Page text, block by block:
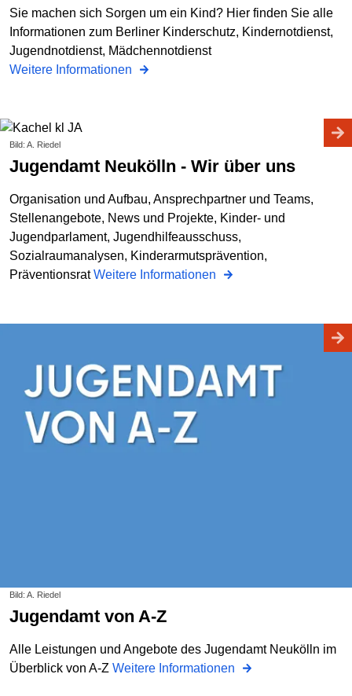
Sie machen sich Sorgen um ein Kind? Hier finden Sie alle
Informationen zum Berliner Kinderschutz, Kindernotdienst,
Jugendnotdienst, Mädchennotdienst
Weitere Informationen
Bild: A. Riedel
Jugendamt Neukölln - Wir über uns
Organisation und Aufbau, Ansprechpartner und Teams,
Stellenangebote, News und Projekte, Kinder- und
Jugendparlament, Jugendhilfeausschuss,
Sozialraumanalysen, Kinderarmutsprävention,
PräventionsratWeitere Informationen
Bild: A. Riedel
Jugendamt von A-Z
Alle Leistungen und Angebote des Jugendamt Neukölln im
Überblick von A-Z Weitere Informationen